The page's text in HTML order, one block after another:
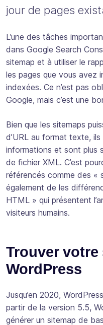
jour de pages
L’une des tâches
dans Google Search
sitemap et à utiliser le
les pages que vous avez
indexées. Ce n’est pas
Google, mais c’est une
Bien que les sitemaps
d’URL au format texte,
informations et sont plus
de fichier XML. C’est
référencés comme des «
également de les
HTML » qui présentent
visiteurs humains.
Trouver votre
WordPress
Jusqu’en 2020,
partir de la version 5.5,
générer un sitemap de